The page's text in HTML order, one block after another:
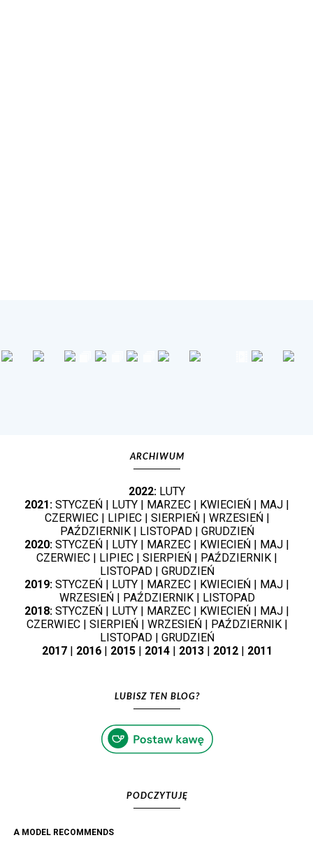
ARCHIWUM
2022: LUTY
2021: STYCZEŃ LUTY MARZEC KWIECIEŃ MAJ
CZERWIEC| LIPIEC| SIERPIEŃ WRZESIEŃ
PAŹDZIERNIK| LISTOPAD| GRUDZIEŃ
2020: STYCZEŃ LUTY MARZEC KWIECIEŃ MAJ
CZERWIEC
LIPIEC SIERPIEŃ PAŹDZIERNIK
LISTOPAD| GRUDZIEŃ
2019: STYCZEŃ LUTY MARZEC KWIECIEŃ MAJ
WRZESIEŃ
PAŹDZIERNIK|
LISTOPAD
2018: STYCZEŃ LUTY MARZEC KWIECIEŃ MAJ
CZERWIEC| SIERPIEŃ WRZESIEŃ PAŹDZIERNIK|
LISTOPAD| GRUDZIEŃ
2017| 2016| 2015| 2014| 2013| 2012| 2011
LUBISZ TEN BLOG?
PODCZYTUJĘ
A MODEL RECOMMENDS